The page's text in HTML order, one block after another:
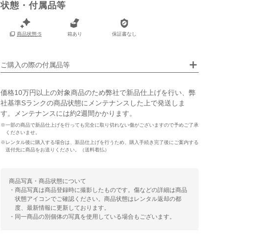
状態・付属品等
商品状態:S 箱あり 保証書なし
ご購入の際の付属品等
価格10万円以上の対象商品のため弊社で新品仕上げを行い、弊
社基準Sランクの商品状態にメンテナンスした上で発送しま
す。メンテナンスには約2週間かかります。
※一部の商品で新品仕上げを行っても完全に取り切れない傷がございますので予めご了承
くださいませ。
※レンタル後に購入する場合は、新品仕上げを行うため、購入手続き完了後にご案内する
送付先に商品をお送りください。（送料着払）
商品写真・商品状態について
・商品写真は商品登録時に撮影したものです。傷などの詳細は商品
状態アイコンでご確認ください。商品状態はレンタル返却の都
度、最新情報に更新しております。
・同一商品の別個体の写真を使用している場合もございます。